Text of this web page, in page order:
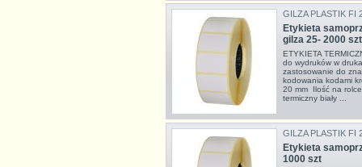
GILZA PLASTIK FI
Etykieta
gilza 25- 2000 szt
ETYKIETA
do wydruków w
zastosowanie do
kodowania kodami
20 mm Ilość na
termiczny biały ...
GILZA PLASTIK FI
Etykieta
1000 szt